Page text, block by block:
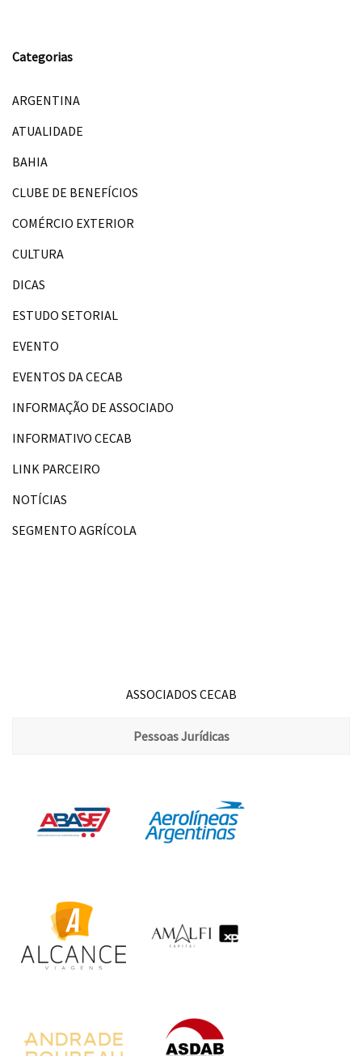
Categorias
ARGENTINA
ATUALIDADE
BAHIA
CLUBE DE BENEFÍCIOS
COMÉRCIO EXTERIOR
CULTURA
DICAS
ESTUDO SETORIAL
EVENTO
EVENTOS DA CECAB
INFORMAÇÃO DE ASSOCIADO
INFORMATIVO CECAB
LINK PARCEIRO
NOTÍCIAS
SEGMENTO AGRÍCOLA
ASSOCIADOS CECAB
Pessoas Jurídicas